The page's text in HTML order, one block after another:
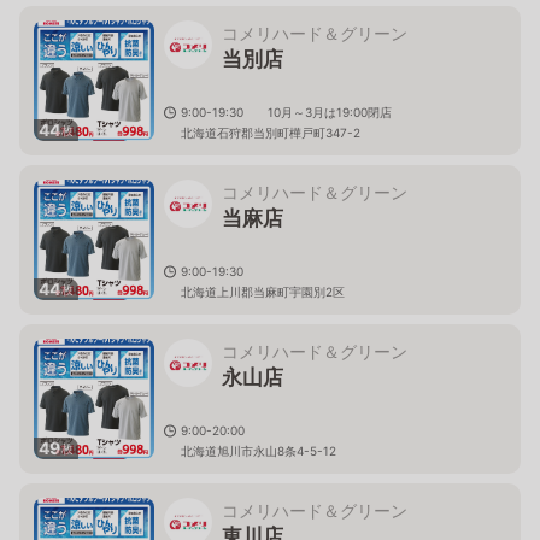
44枚
コメリハード＆グリーン
当別店
9:00-19:30 10月～3月は19:00閉店
北海道石狩郡当別町樺戸町347-2
44枚
コメリハード＆グリーン
当麻店
9:00-19:30
北海道上川郡当麻町宇園別2区
49枚
コメリハード＆グリーン
永山店
9:00-20:00
北海道旭川市永山8条4-5-12
コメリハード＆グリーン